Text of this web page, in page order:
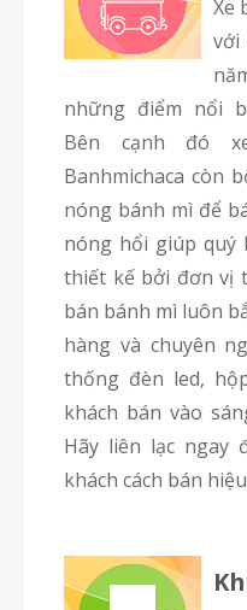
Xe bánh mì chả cá inox giá rẻ
với
những điểm nổi
Bên cạnh đó
Banhmichaca còn
nóng bánh mì để
nóng hổi giúp quý
thiết kế bởi đơn vị
bán bánh mì luôn
hàng và chuyên
thống đèn led,
khách bán vào
Hãy liên lạc ngay
khách cách bán